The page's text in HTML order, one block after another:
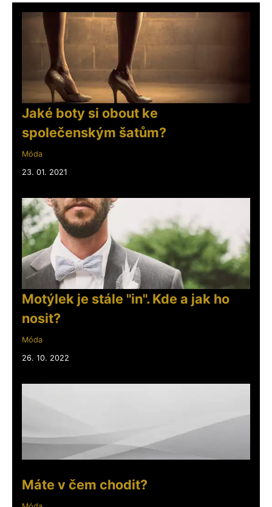
Jaké boty si obout ke
společenským šatům?
Móda
23. 01. 2021
Motýlek je stále "in". Kde a jak ho
nosit?
Móda
26. 10. 2022
Máte v čem chodit?